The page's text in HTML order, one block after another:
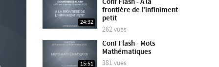
24:32
Conf Flash - A la
frontière de l’infiniment
petit
262 vues
15:51
Conf Flash - Mots
Mathématiques
381 vues